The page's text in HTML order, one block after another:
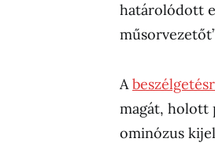
határolódott
A
magát, holott
ominózus